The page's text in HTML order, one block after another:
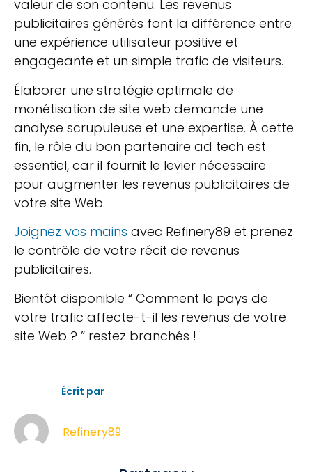
valeur de son contenu. Les revenus
publicitaires générés font la différence entre
une expérience utilisateur positive et
engageante et un simple trafic de visiteurs.
Élaborer une stratégie optimale de
monétisation de site web demande une
analyse scrupuleuse et une expertise. À cette
fin, le rôle du bon partenaire ad tech est
essentiel, car il fournit le levier nécessaire
pour augmenter les revenus publicitaires de
votre site Web.
Joignez vos mains avec Refinery89 et prenez
le contrôle de votre récit de revenus
publicitaires.
Bientôt disponible “ Comment le pays de
votre trafic affecte-t-il les revenus de votre
site Web ? ” restez branchés !
Écrit par
Refinery89